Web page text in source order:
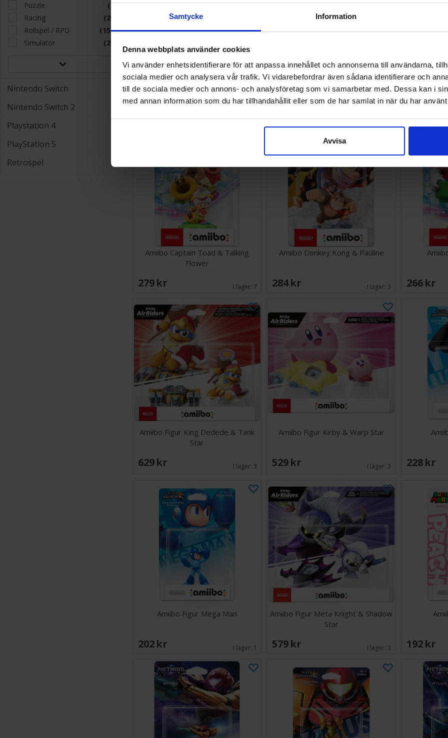
Samtycke Information
Denna webbplats använder cookies
Vi använder enhetsidentifierare för att anpassa innehållet och annonserna till användarna,
sociala medier och analysera vår trafik. Vi vidarebefordrar även sådana identifierare och
till de sociala medier och annons- och analysföretag som vi samarbetar med. Dessa kan i
med annan information som du har tillhandahållit eller som de har samlat in när du har
Avvisa
Puzzle
(7)
Racing
(26)
Rollspel / RPG
(150)
Simulator
(29)
Nintendo Switch
Nintendo Switch 2
Playstation 4
PlayStation 5
Retrospel
Agellos 2 PS5
292 SEK Väntas in:
Agellos 2 Switch
292 SEK Väntas in:
Alan
629 SEK
Amiibo Captain Toad & Talking
Flower
279 SEK I lager: 7
Amiibo Donkey Kong & Pauline
284 SEK I lager: 3 266 SEK
Amiibo Figur King Dedede & Tank
Star
629 SEK I lager: 3
Amiibo Figur Kirby & Warp Star
529 SEK I lager: 3 228 SEK
Amiibo Figur Mega Man
202 SEK I lager: 1
Amiibo Figur Meta Knight & Shadow
Star
579 SEK I lager: 3 192 SEK